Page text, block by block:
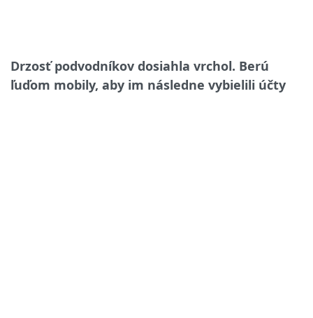
Drzosť podvodníkov dosiahla vrchol. Berú
ľuďom mobily, aby im následne vybielili účty